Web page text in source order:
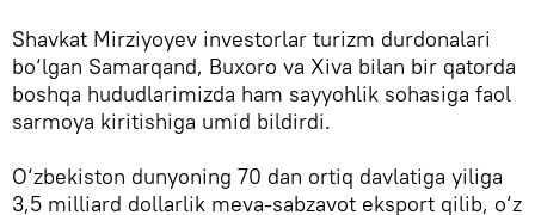
Shavkat Mirziyoyev investorlar turizm durdonalari
bo‘lgan Samarqand, Buxoro va Xiva bilan bir qatorda
boshqa hududlarimizda ham sayyohlik sohasiga faol
sarmoya kiritishiga umid bildirdi.
O‘zbekiston dunyoning 70 dan ortiq davlatiga yiliga
3,5 milliard dollarlik meva-sabzavot eksport qilib, o‘z